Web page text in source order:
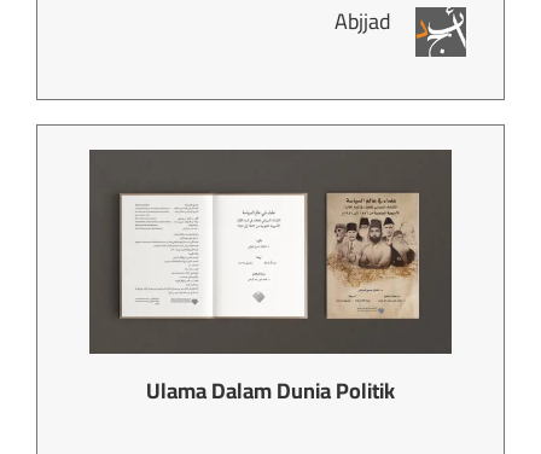
Abjjad
Ulama Dalam Dunia Politik